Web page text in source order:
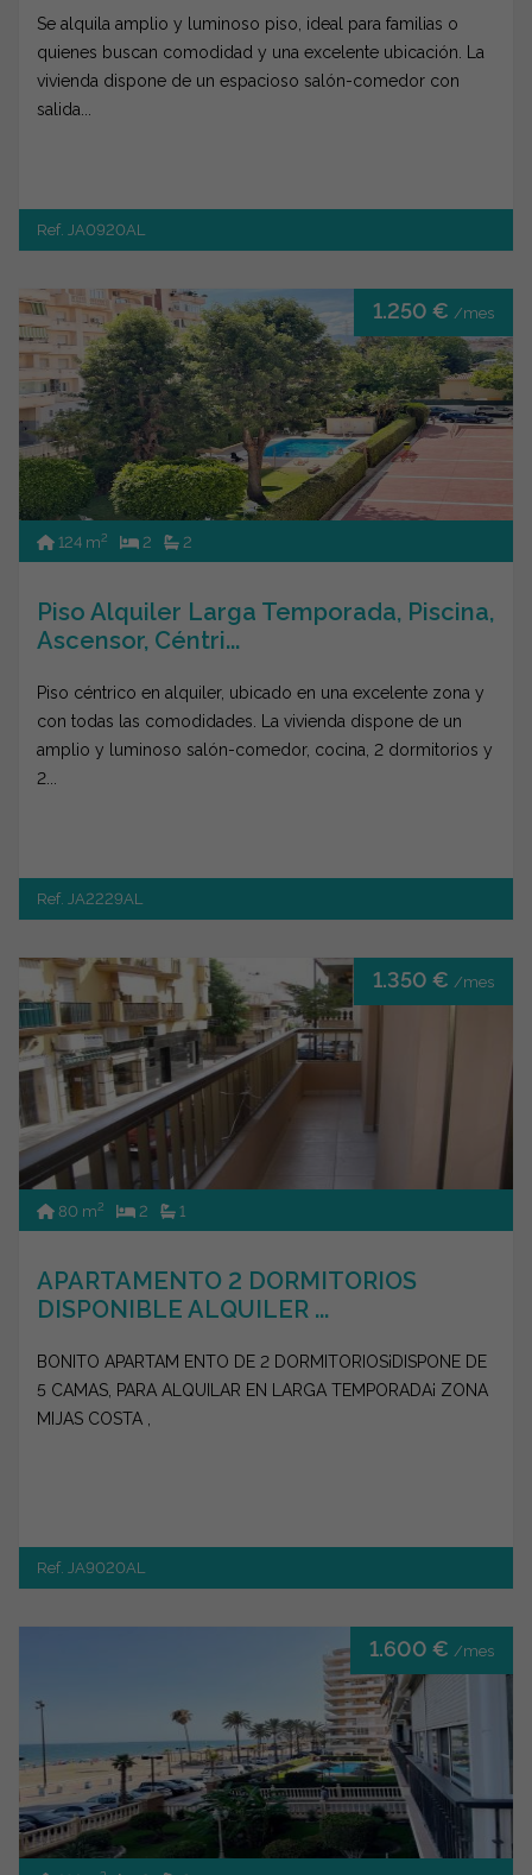
Se alquila amplio y luminoso piso, ideal para familias o
quienes buscan comodidad y una excelente ubicación. La
vivienda dispone de un espacioso salón-comedor con
salida...
Ref. JA0920AL
1.250 € /mes
124 m2 2 2
Piso Alquiler Larga Temporada, Piscina,
Ascensor, Céntri...
Piso céntrico en alquiler, ubicado en una excelente zona y
con todas las comodidades. La vivienda dispone de un
amplio y luminoso salón-comedor, cocina, 2 dormitorios y
2...
Ref. JA2229AL
1.350 € /mes
80 m2 2 1
APARTAMENTO 2 DORMITORIOS
DISPONIBLE ALQUILER ...
BONITO APARTAM ENTO DE 2 DORMITORIOS¡DISPONE DE
5 CAMAS, PARA ALQUILAR EN LARGA TEMPORADA¡ ZONA
MIJAS COSTA ,
Ref. JA9020AL
1.600 € /mes